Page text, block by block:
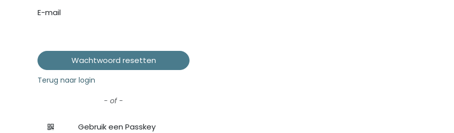
E-mail
Wachtwoord resetten
Terug naar login
- of -
Gebruik een Passkey